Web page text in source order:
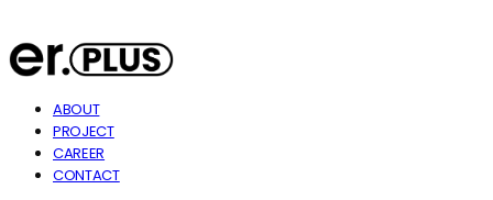
ABOUT
PROJECT
CAREER
CONTACT